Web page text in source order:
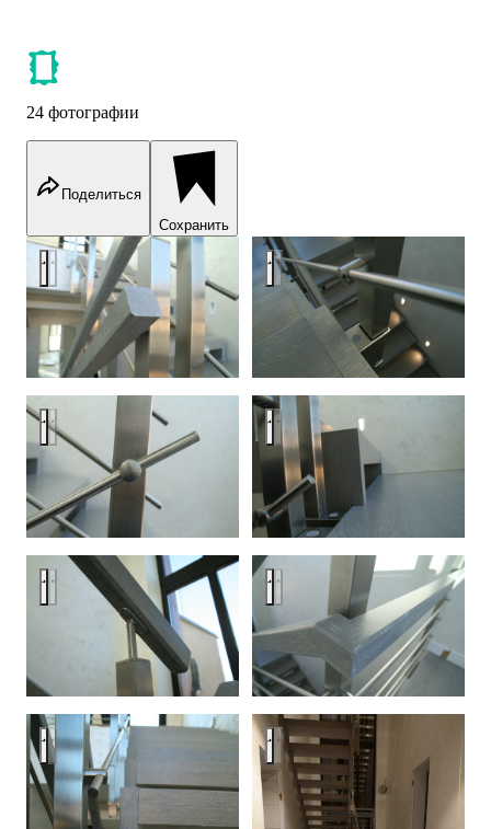
24 фотографии
Поделиться
Сохранить
Modern metal stair covered by patina oakModern metal stair covered by
Modern metal stair covered by patina oakModern metal stair covered by
Modern metal stair covered by patina oakModern metal stair covered by
Modern metal stair covered by patina oakModern metal stair covered by